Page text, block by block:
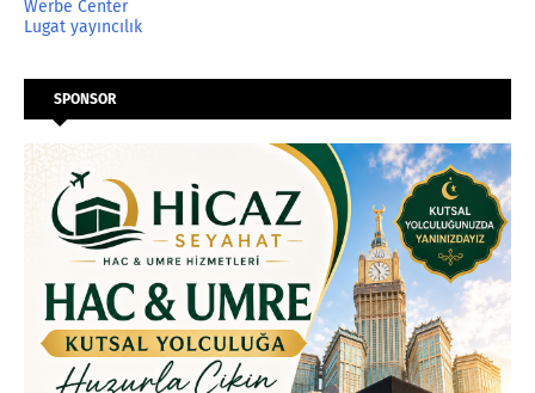
Werbe Center
Lugat yayıncılık
SPONSOR